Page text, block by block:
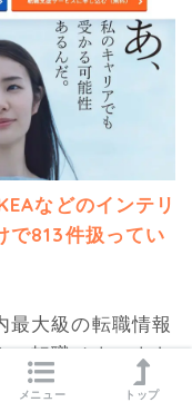
などのインテリ
で813件扱ってい
最大級の転職情報
、転職ノウハウも
メニュー トップ